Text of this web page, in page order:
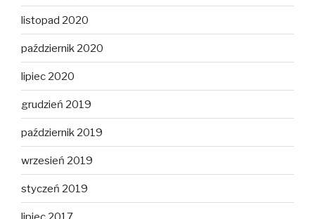
listopad 2020
październik 2020
lipiec 2020
grudzień 2019
październik 2019
wrzesień 2019
styczeń 2019